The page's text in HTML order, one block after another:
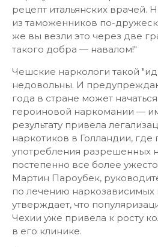
рецепт итальянских врачей.
из таможенников по-
же вы везли это через две
такого добра — навалом!"
Чешские наркологи такой
недовольны. И
года в стране может
героиновой наркомании —
результату привела
наркотиков в Голландии, где
употребления разрешенных
постепенно все более
Мартин Пароубек,
по лечению
утверждает, что
Чехии уже привела к росту
в его клинике.